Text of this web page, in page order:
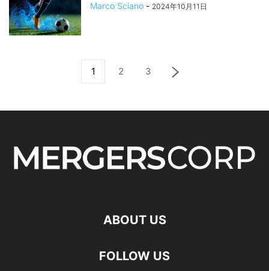
Marco Sciano - 2024年10月11日
1 2 3
ABOUT US
FOLLOW US